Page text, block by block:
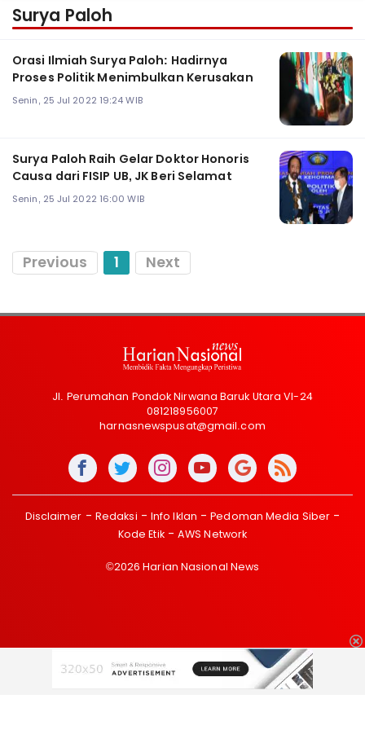
Surya Paloh
Orasi Ilmiah Surya Paloh: Hadirnya
Proses Politik Menimbulkan Kerusakan
Senin, 25 Jul 2022 19:24 WIB
Surya Paloh Raih Gelar Doktor Honoris
Causa dari FISIP UB, JK Beri Selamat
Senin, 25 Jul 2022 16:00 WIB
Previous 1 Next
Jl. Perumahan Pondok Nirwana Baruk Utara VI-24
081218956007
harnasnewspusat@gmail.com
Disclaimer Redaksi Info Iklan
Pedoman Media Siber
Kode Etik
AWS Network
©2026 Harian Nasional News